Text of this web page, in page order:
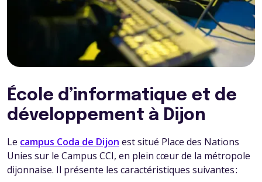
École d’informatique et de
développement à Dijon
Le campus Coda de Dijon est situé Place des Nations
Unies sur le Campus CCI, en plein cœur de la métropole
dijonnaise. Il présente les caractéristiques suivantes :